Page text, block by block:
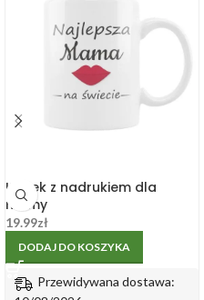
Kubek z nadrukiem dla
mamy
19.99zł
DODAJ DO KOSZYKA
Przewidywana dostawa: